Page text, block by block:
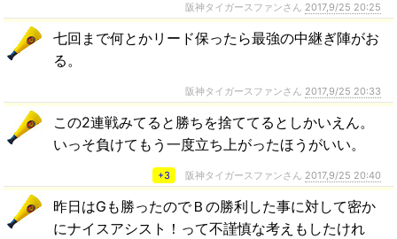
阪神タイガースファンさん 2017,9/25 20:25
七回まで何とかリード保ったら最強の中継ぎ陣がお
る。
阪神タイガースファンさん 2017,9/25 20:33
この2連戦みてると勝ちを捨ててるとしかいえん。
いっそ負けてもう一度立ち上がったほうがいい。
+3 阪神タイガースファンさん 2017,9/25 20:40
昨日はGも勝ったのでＢの勝利した事に対して密か
にナイスアシスト！って不謹慎な考えもしたけれ